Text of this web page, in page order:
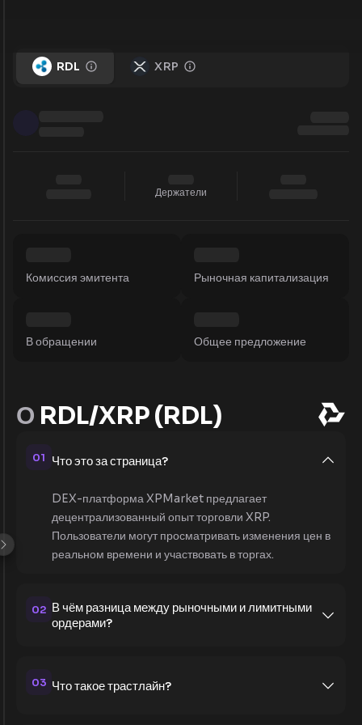
RDL XRP
Держатели
Комиссия эмитента Рыночная капитализация
В обращении Общее предложение
О RDL/XRP (RDL)
01 Что это за страница?
DEX-платформа XPMarket предлагает
децентрализованный опыт торговли XRP.
Пользователи могут просматривать изменения цен в
реальном времени и участвовать в торгах.
02 В чём разница между рыночными и лимитными
ордерами?
03 Что такое трастлайн?